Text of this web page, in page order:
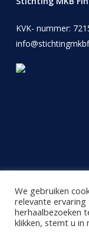
KVK- nummer:
Powered By Kroon
Policy
We gebruiken
relevante
herhaalbezoeken
klikken, stemt u in